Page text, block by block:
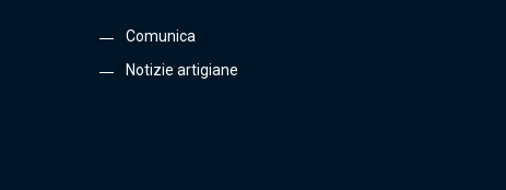
Comunica
Notizie artigiane